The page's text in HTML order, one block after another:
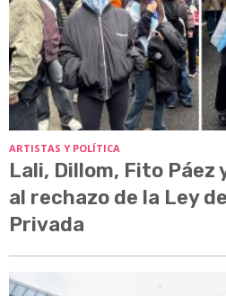
ARTISTAS Y POLÍTICA
Lali, Dillom, Fito Páez
al rechazo de la Ley
Privada